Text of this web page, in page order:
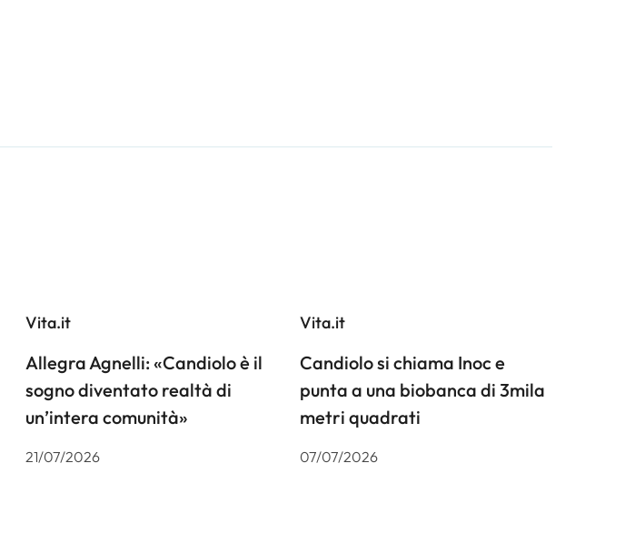
Vita.it
Allegra Agnelli: «Candiolo è il
sogno diventato realtà di
un’intera comunità»
21/07/2026
Vita.it
Candiolo si chiama Inoc e
punta a una biobanca di 3mila
metri quadrati
07/07/2026